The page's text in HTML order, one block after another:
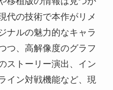
代の技術で本作がリメ
ナルの魅力的なキャラ
つ、高解像度のグラフ
ストーリー演出、イン
イン対戦機能など、現